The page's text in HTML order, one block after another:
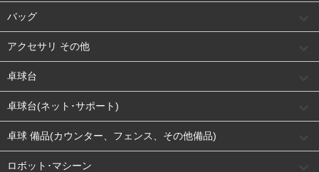
バッグ
アクセサリ その他
卓球台
卓球台(ネット･サポート)
卓球 備品(カウンター、フェンス、その他備品)
ロボット･マシーン